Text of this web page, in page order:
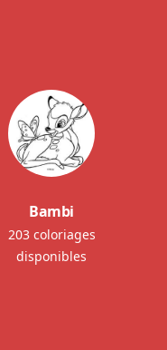
Bambi
203 coloriages
disponibles